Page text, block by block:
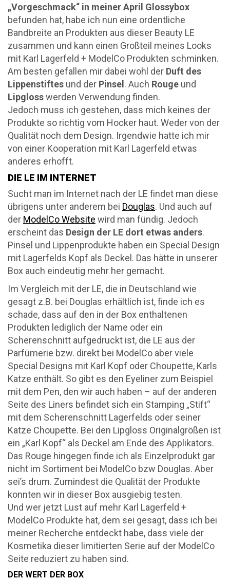
„Vorgeschmack“ in meiner April Glossybox
befunden hat, habe ich nun eine ordentliche
Bandbreite an Produkten aus dieser Beauty LE
zusammen und kann einen Großteil meines Looks
mit Karl Lagerfeld + ModelCo Produkten schminken.
Am besten gefallen mir dabei wohl der Duft des
Lippenstiftes und der Pinsel. Auch Rouge und
Lipglosswerden Verwendung finden.
Jedoch muss ich gestehen, dass mich keines der
Produkte so richtig vom Hocker haut. Weder von der
Qualität noch dem Design. Irgendwie hatte ich mir
von einer Kooperation mit Karl Lagerfeld etwas
anderes erhofft.
DIE LE IM INTERNET
Sucht man im Internet nach der LE findet man diese
übrigens unter anderem bei Douglas. Und auch auf
der ModelCo Website wird man fündig. Jedoch
erscheint das Design der LE dort etwas anders.
Pinsel und Lippenprodukte haben ein Special Design
mit Lagerfelds Kopf als Deckel. Das hätte in unserer
Box auch eindeutig mehr her gemacht.
Im Vergleich mit der LE, die in Deutschland wie
gesagt z.B. bei Douglas erhältlich ist, finde ich es
schade, dass auf den in der Box enthaltenen
Produkten lediglich der Name oder ein
Scherenschnitt aufgedruckt ist, die LE aus der
Parfümerie bzw. direkt bei ModelCo aber viele
Special Designs mit Karl Kopf oder Choupette, Karls
Katze enthält. So gibt es den Eyeliner zum Beispiel
mit dem Pen, den wir auch haben – auf der anderen
Seite des Liners befindet sich ein Stamping „Stift“
mit dem Scherenschnitt Lagerfelds oder seiner
Katze Choupette. Bei den Lipgloss Originalgrößen ist
ein „Karl Kopf“ als Deckel am Ende des Applikators.
Das Rouge hingegen finde ich als Einzelprodukt gar
nicht im Sortiment bei ModelCo bzw Douglas. Aber
sei’s drum. Zumindest die Qualität der Produkte
konnten wir in dieser Box ausgiebig testen.
Und wer jetzt Lust auf mehr Karl Lagerfeld +
ModelCo Produkte hat, dem sei gesagt, dass ich bei
meiner Recherche entdeckt habe, dass viele der
Kosmetika dieser limitierten Serie auf der ModelCo
Seite reduziert zu haben sind.
DER WERT DER BOX